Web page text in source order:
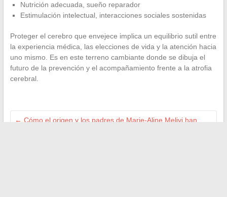
Nutrición adecuada, sueño reparador
Estimulación intelectual, interacciones sociales sostenidas
Proteger el cerebro que envejece implica un equilibrio sutil entre
la experiencia médica, las elecciones de vida y la atención hacia
uno mismo. Es en este terreno cambiante donde se dibuja el
futuro de la prevención y el acompañamiento frente a la atrofia
cerebral.
← Cómo el origen y los padres de Marie-Aline Meliyi han